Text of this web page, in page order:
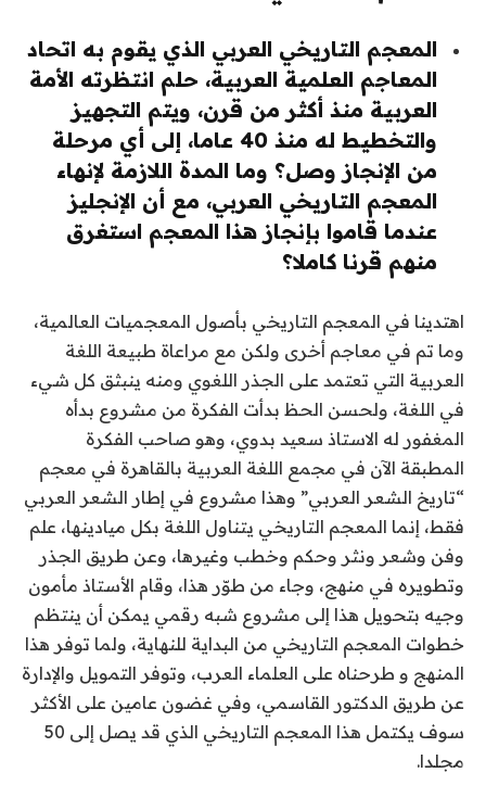
المعجم التاريخي العربي الذي يقوم به اتحاد
المعاجم العلمية العربية، حلم انتظرته الأمة
العربية منذ أكثر من قرن، ويتم التجهيز
والتخطيط له منذ 40 عاما، إلى أي مرحلة
من الإنجاز وصل؟ وما المدة اللازمة لإنهاء
المعجم التاريخي العربي، مع أن الإنجليز
عندما قاموا بإنجاز هذا المعجم استغرق
منهم قرنا كاملا؟
اهتدينا في المعجم التاريخي بأصول المعجميات العالمية،
وما تم في معاجم أخرى ولكن مع مراعاة طبيعة اللغة
العربية التي تعتمد على الجذر اللغوي ومنه ينبثق كل شيء
في اللغة، ولحسن الحظ بدأت الفكرة من مشروع بدأه
المغفور له الاستاذ سعيد بدوي، وهو صاحب الفكرة
المطبقة الآن في مجمع اللغة العربية بالقاهرة في معجم
“تاريخ الشعر العربي” وهذا مشروع في إطار الشعر العربي
فقط، إنما المعجم التاريخي يتناول اللغة بكل ميادينها، علم
وفن وشعر ونثر وحكم وخطب وغيرها، وعن طريق الجذر
وتطويره في منهج، وجاء من طوّر هذا، وقام الأستاذ مأمون
وجيه بتحويل هذا إلى مشروع شبه رقمي يمكن أن ينتظم
خطوات المعجم التاريخي من البداية للنهاية، ولما توفر هذا
المنهج و طرحناه على العلماء العرب، وتوفر التمويل والإدارة
عن طريق الدكتور القاسمي، وفي غضون عامين على الأكثر
سوف يكتمل هذا المعجم التاريخي الذي قد يصل إلى 50
مجلدا.